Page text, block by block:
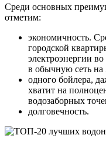
Среди основных
отметим:
экономичность.
городской
электроэнергии
в обычную сеть на
одного бойлера,
хватит на
водозаборных
долговечность.